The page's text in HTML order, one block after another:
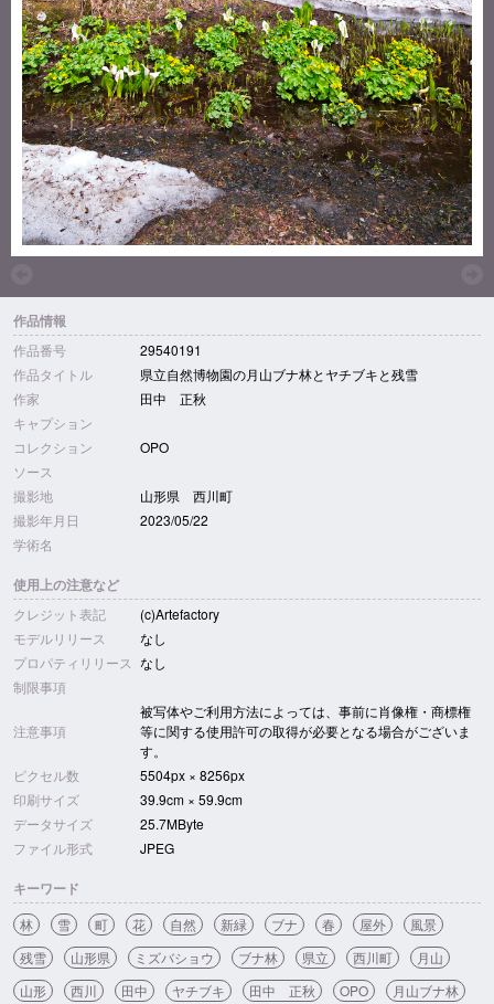
作品情報
作品番号
29540191
作品タイトル
県立自然博物園の月山ブナ林とヤチブキと残雪
作家
田中 正秋
キャプション
コレクション
OPO
ソース
撮影地
山形県 西川町
撮影年月日
2023/05/22
学術名
使用上の注意など
クレジット表記
(c)Artefactory
モデルリリース
なし
プロパティリリース なし
制限事項
注意事項
被写体やご利用方法によっては、事前に肖像権・商標権
等に関する使用許可の取得が必要となる場合がございま
す。
ピクセル数
5504px × 8256px
印刷サイズ
39.9cm × 59.9cm
データサイズ
25.7MByte
ファイル形式
JPEG
キーワード
林 雪 町 花 自然 新緑 ブナ 春 屋外
風景
残雪
山形県 ミズバショウ ブナ林 県立 西川町
月山
山形
西川 田中 ヤチブキ 田中 正秋 OPO 月山ブナ林